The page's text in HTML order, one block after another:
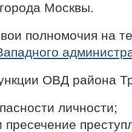
города Москвы.
полномочия на
ОВД района
личности;